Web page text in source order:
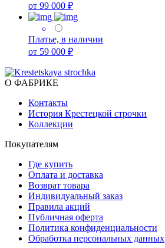
от 99 000 ₽
Платье, в наличии
от 59 000 ₽
О ФАБРИКЕ
Контакты
История Крестецкой строчки
Коллекции
Покупателям
Где купить
Оплата и доставка
Возврат товара
Индивидуальный заказ
Правила акций
Публичная оферта
Политика конфиденциальности
Обработка персональных данных